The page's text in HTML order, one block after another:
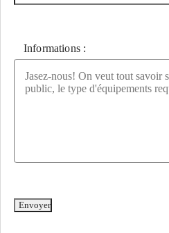
Informations :